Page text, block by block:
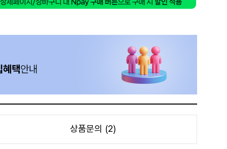
상품문의 (2)